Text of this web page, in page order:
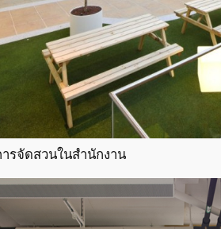
รจัดสวนในสํานักงาน